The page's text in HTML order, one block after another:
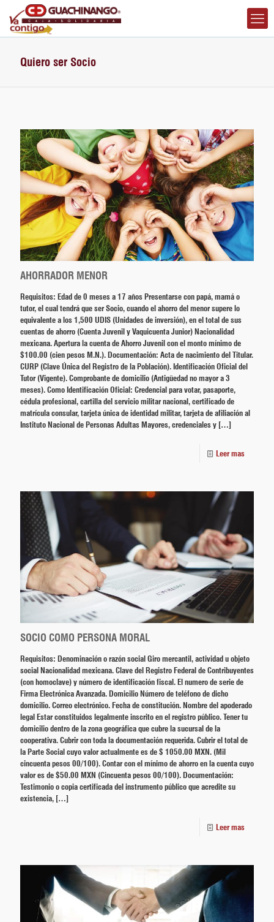
Quiero ser Socio
AHORRADOR MENOR
Requisitos: Edad de 0 meses a 17 años Presentarse con papá, mamá o
tutor, el cual tendrá que ser Socio, cuando el ahorro del menor supere lo
equivalente a los 1,500 UDIS (Unidades de inversión), en el total de sus
cuentas de ahorro (Cuenta Juvenil y Vaquicuenta Junior) Nacionalidad
mexicana. Apertura la cuenta de Ahorro Juvenil con el monto mínimo de
$100.00 (cien pesos M.N.). Documentación: Acta de nacimiento del Titular.
CURP (Clave Única del Registro de la Población). Identificación Oficial del
Tutor (Vigente). Comprobante de domicilio (Antigüedad no mayor a 3
meses). Como Identificación Oficial: Credencial para votar, pasaporte,
cédula profesional, cartilla del servicio militar nacional, certificado de
matrícula consular, tarjeta única de identidad militar, tarjeta de afiliación al
Instituto Nacional de Personas Adultas Mayores, credenciales y […]
Leer mas
SOCIO COMO PERSONA MORAL
Requisitos: Denominación o razón social Giro mercantil, actividad u objeto
social Nacionalidad mexicana. Clave del Registro Federal de Contribuyentes
(con homoclave) y número de identificación fiscal. El numero de serie de
Firma Electrónica Avanzada. Domicilio Número de teléfono de dicho
domicilio. Correo electrónico. Fecha de constitución. Nombre del apoderado
legal Estar constituidos legalmente inscrito en el registro público. Tener tu
domicilio dentro de la zona geográfica que cubre la sucursal de la
cooperativa. Cubrir con toda la documentación requerida. Cubrir el total de
la Parte Social cuyo valor actualmente es de $ 1050.00 MXN. (Mil
cincuenta pesos 00/100). Contar con el mínimo de ahorro en la cuenta cuyo
valor es de $50.00 MXN (Cincuenta pesos 00/100). Documentación:
Testimonio o copia certificada del instrumento público que acredite su
existencia, […]
Leer mas